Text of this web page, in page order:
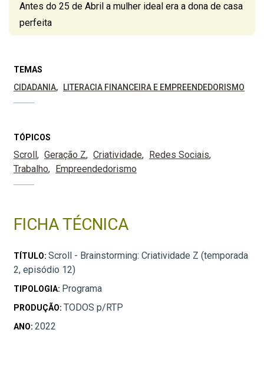
Antes do 25 de Abril a mulher ideal era a dona de casa
perfeita
TEMAS
CIDADANIA
LITERACIA FINANCEIRA E EMPREENDEDORISMO
TÓPICOS
Scroll Geração Z Criatividade
Redes Sociais
Trabalho
Empreendedorismo
FICHA TÉCNICA
TÍTULO: Scroll - Brainstorming: Criatividade Z (temporada
2, episódio 12)
TIPOLOGIA: Programa
PRODUÇÃO: TODOS p/RTP
ANO: 2022